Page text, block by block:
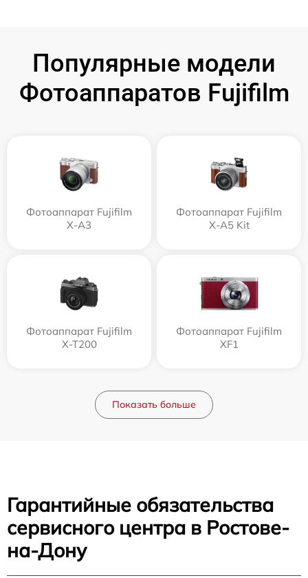
Популярные модели
Фотоаппаратов Fujifilm
Фотоаппарат Fujifilm
X-A3
Фотоаппарат Fujifilm
X-A5 Kit
Фотоаппарат Fujifilm
X-T200
Фотоаппарат Fujifilm
XF1
Показать больше
Гарантийные обязательства
сервисного центра в Ростове-
на-Дону